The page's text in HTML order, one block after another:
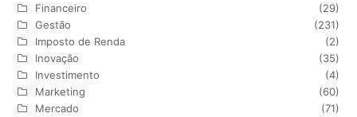
Financeiro
(29)
Gestão
(231)
Imposto de Renda
(2)
Inovação
(35)
Investimento
(4)
Marketing
(60)
Mercado
(71)